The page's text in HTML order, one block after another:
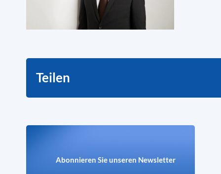
Teilen
Abonnieren Sie unseren Newsletter